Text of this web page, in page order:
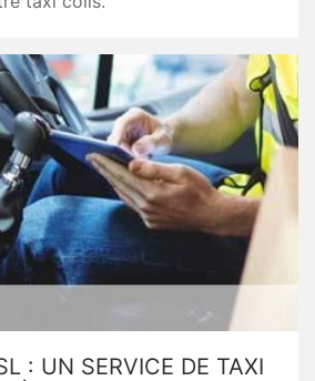
: UN SERVICE DE TAXI